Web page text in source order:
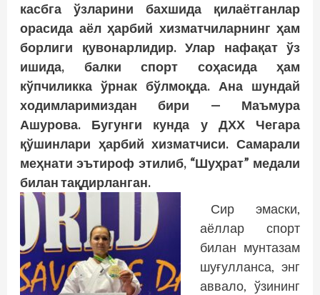
касбга ўзларини бахшида қилаётганлар
орасида аёл ҳарбий хизматчиларнинг ҳам
борлиги қувонарлидир. Улар нафақат ўз
ишида, балки спорт соҳасида ҳам
кўпчиликка ўрнак бўлмоқда. Ана шундай
ходимларимиздан бири — Маъмура
Ашурова. Бугунги кунда у ДХХ Чегара
қўшинлари ҳарбий хизматчиси. Самарали
меҳнати эътироф этилиб, “Шуҳрат” медали
билан тақдирланган.
Сир эмаски,
аёллар спорт
билан мунтазам
шуғулланса, энг
аввало, ўзининг